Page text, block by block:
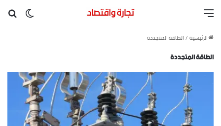
القائمة
الرئيسية / الطاقة المتجددة
الطاقة المتجددة